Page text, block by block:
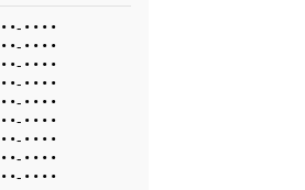
• •- • • • •
• •- • • • •
• •- • • • •
• •- • • • •
• •- • • • •
• •- • • • •
• •- • • • •
• •- • • • •
• •- • • • •